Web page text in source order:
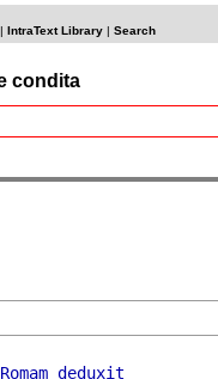
IntraText Library| Search
condita
Romam deduxit